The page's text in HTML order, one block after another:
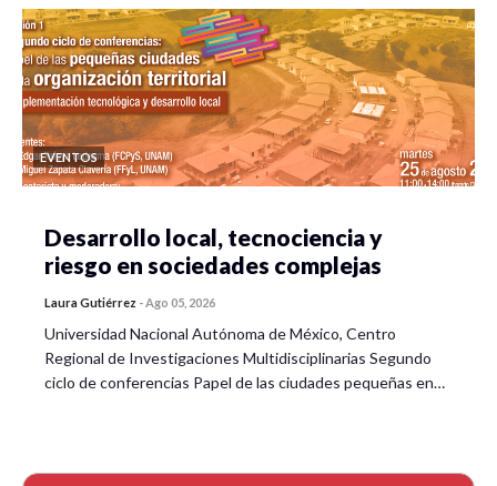
EVENTOS
Desarrollo local, tecnociencia y
riesgo en sociedades complejas
Laura Gutiérrez -Ago 05, 2026
Universidad Nacional Autónoma de México, Centro
Regional de Investigaciones Multidisciplinarias Segundo
ciclo de conferencias Papel de las ciudades pequeñas en…